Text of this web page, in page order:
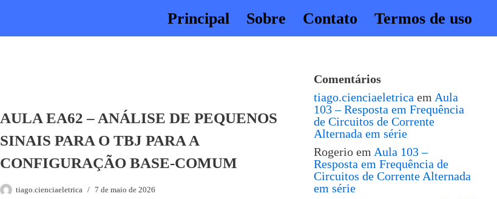
Principal Sobre Contato Termos de uso
AULA EA62 – ANÁLISE DE PEQUENOS
SINAIS PARA O TBJ PARA A
CONFIGURAÇÃO BASE-COMUM
tiago.cienciaeletrica 7 de maio de 2026
Comentários
tiago.cienciaeletrica em Aula
103 – Resposta em Frequência
de Circuitos de Corrente
Alternada em série
Rogerio em Aula 103 –
Resposta em Frequência de
Circuitos de Corrente Alternada
em série